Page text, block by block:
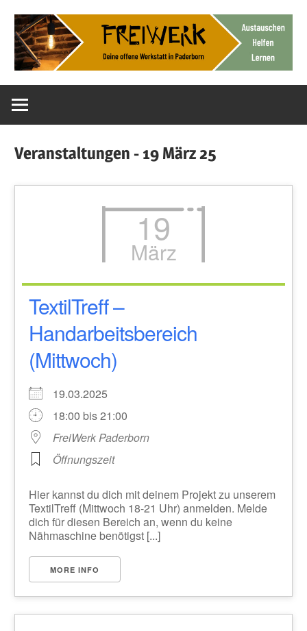
Inhalt
springen
FreiWerk
Paderborn
offene
Veranstaltungen - 19 März 25
19
März
TextilTreff –
Handarbeitsbereich
(Mittwoch)
19.03.2025
18:00 bis 21:00
FreiWerk Paderborn
Öffnungszeit
Hier kannst du dich mit deinem Projekt zu unserem
TextilTreff (Mittwoch 18-21 Uhr) anmelden. Melde
dich für diesen Bereich an, wenn du keine
Nähmaschine benötigst [...]
MORE INFO